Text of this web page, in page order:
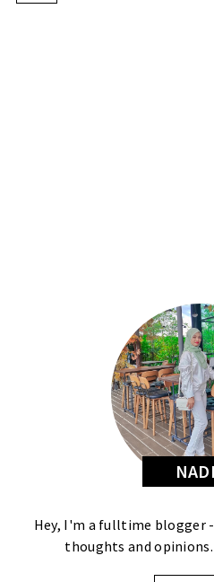
Hey, I'm a fulltime blogger
thoughts and opinions.